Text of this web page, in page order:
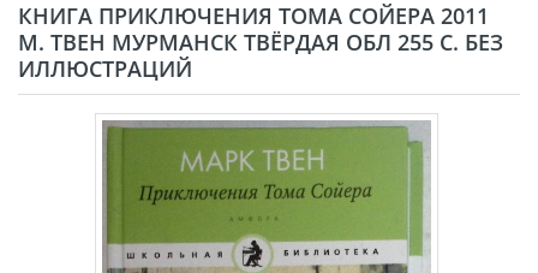
КНИГА ПРИКЛЮЧЕНИЯ ТОМА СОЙЕРА 2011
М. ТВЕН МУРМАНСК ТВЁРДАЯ ОБЛ 255 С. БЕЗ
ИЛЛЮСТРАЦИЙ